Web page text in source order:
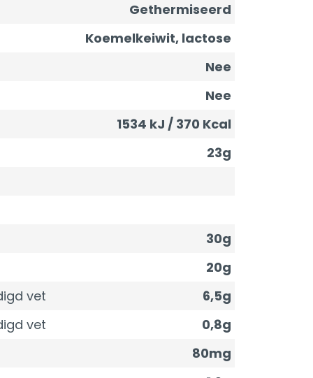
Gethermiseerd
Koemelkeiwit, lactose
Nee
Nee
1534 kJ / 370 Kcal
23g
30g
20g
vet
6,5g
vet
0,8g
80mg